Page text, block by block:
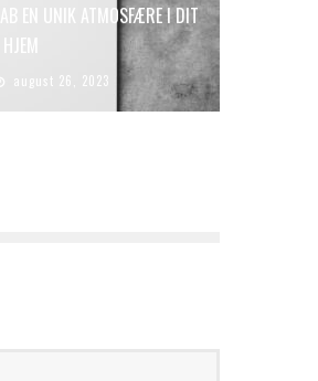
EN UNIK ATMOSFÆRE I DIT
HJEM
august 26, 2023